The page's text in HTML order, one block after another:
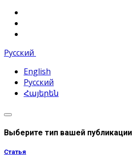
Русский
English
Русский
Հայերեն
Выберите тип вашей публикации
Статья